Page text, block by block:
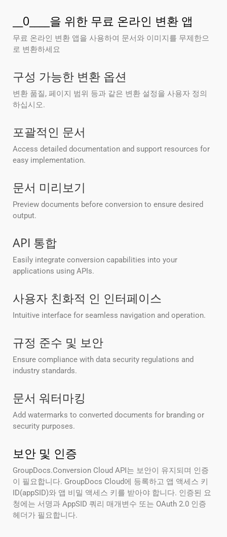
__0____을 위한 무료 온라인 변환 앱
무료 온라인 변환 앱을 사용하여 문서와 이미지를 무제한으
로 변환하세요
구성 가능한 변환 옵션
변환 품질, 페이지 범위 등과 같은 변환 설정을 사용자 정의
하십시오.
포괄적인 문서
Access detailed documentation and support resources for
easy implementation.
문서 미리보기
Preview documents before conversion to ensure desired
output.
API 통합
Easily integrate conversion capabilities into your
applications using APIs.
사용자 친화적 인 인터페이스
Intuitive interface for seamless navigation and operation.
규정 준수 및 보안
Ensure compliance with data security regulations and
industry standards.
문서 워터마킹
Add watermarks to converted documents for branding or
security purposes.
보안 및 인증
GroupDocs.Conversion Cloud API는 보안이 유지되며 인증
이 필요합니다. GroupDocs Cloud에 등록하고 앱 액세스 키
ID(appSID)와 앱 비밀 액세스 키를 받아야 합니다. 인증된 요
청에는 서명과 AppSID 쿼리 매개변수 또는 OAuth 2.0 인증
헤더가 필요합니다.